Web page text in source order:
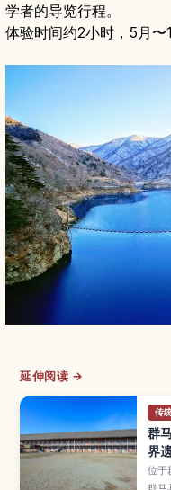
学者的导览行程。
体验时间约2小时，5月〜
延伸阅读 →
传
群
界
位于
本第